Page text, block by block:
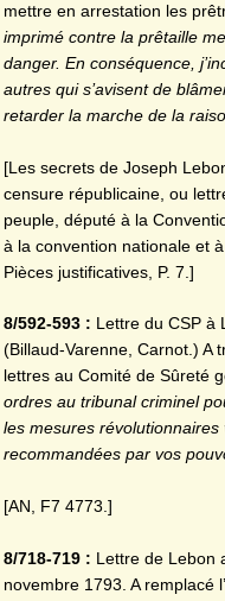
mettre en arrestation les
imprimé contre la prêtaille
danger. En conséquence,
autres qui s’avisent de
retarder la marche de la
[Les secrets de Joseph
censure républicaine, ou
peuple, député à la
à la convention nationale et
Pièces justificatives, P. 7.]
8/592-593 : Lettre du CSP à
(Billaud-Varenne, Carnot.) A
lettres au Comité de Sûreté
ordres au tribunal criminel
les mesures
recommandées par vos
[AN, F7 4773.]
8/718-719 : Lettre de Lebon
novembre 1793. A remplacé